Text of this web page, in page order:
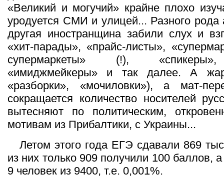
«Великий и могучий» крайне плохо
уродуется СМИ и улицей... Разного
другая иностранщина забили слух и
«хит-парады», «прайс-листы»,
супермаркеты» (!),
«имиджмейкеры» и так далее. А
«разборки», «мочиловки»), а мат-
сокращается количество носителей
вытесняют по политическим,
мотивам из Прибалтики, с Украины...
Летом этого года ЕГЭ сдавали 869
из них только 909 получили 100 баллов,
9 человек из 9400, т.е. 0,001%.